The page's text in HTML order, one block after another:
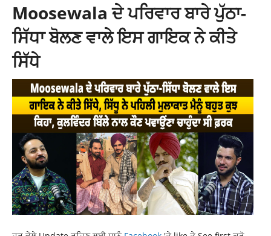
Moosewala ਦੇ ਪਰਿਵਾਰ ਬਾਰੇ ਪੁੱਠਾ-
ਸਿੱਧਾ ਬੋਲਣ ਵਾਲੇ ਇਸ ਗਾਇਕ ਨੇ ਕੀਤੇ
ਸਿੱਧੇ